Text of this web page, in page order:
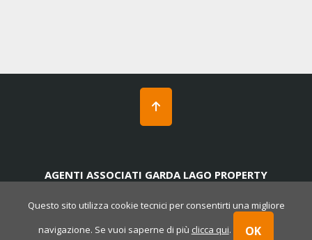
Questo sito utilizza cookie tecnici per consentirti una migliore
navigazione. Se vuoi saperne di più clicca qui. OK
AGENTI ASSOCIATI GARDA LAGO PROPERTY
-Privacy-Cookies policy-Powered by Cometa